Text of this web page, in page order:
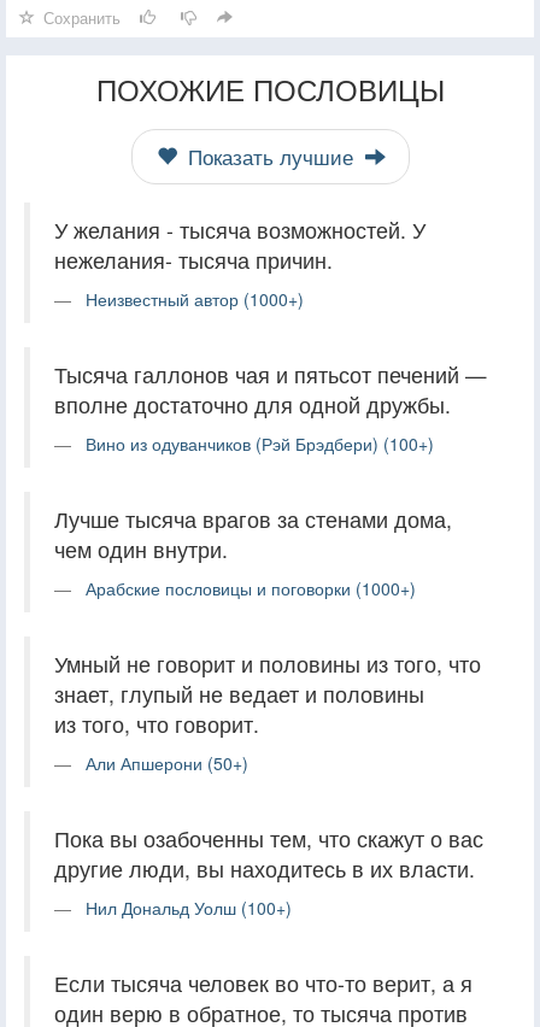
Сохранить
ПОХОЖИЕ ПОСЛОВИЦЫ
Показать лучшие
У желания - тысяча возможностей. У
нежелания- тысяча причин.
Неизвестный автор (1000+)
Тысяча галлонов чая и пятьсот печений —
вполне достаточно для одной дружбы.
Вино из одуванчиков (Рэй Брэдбери) (100+)
Лучше тысяча врагов за стенами дома,
чем один внутри.
Арабские пословицы и поговорки (1000+)
Умный не говорит и половины из того, что
знает, глупый не ведает и половины
из того, что говорит.
Али Апшерони (50+)
Пока вы озабоченны тем, что скажут о вас
другие люди, вы находитесь в их власти.
Нил Дональд Уолш (100+)
Если тысяча человек во что-то верит, а я
один верю в обратное, то тысяча против